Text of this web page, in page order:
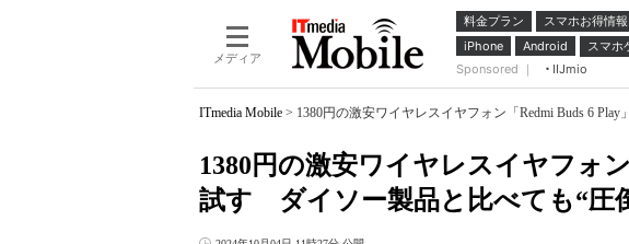
メディア
料金プラン スマホお得情報
iPhone
Android スマホ
Sponsored ｜
IIJmio
ITmedia Mobile > 1380円の激安ワイヤレスイヤフォン「Redmi Buds 6
1380円の激安ワイヤレスイヤフォ
試す ダイソー製品と比べても“圧